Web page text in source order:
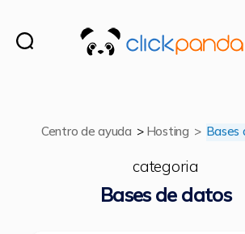
Centro de ayuda > Hosting > Bases
categoria
Bases de datos